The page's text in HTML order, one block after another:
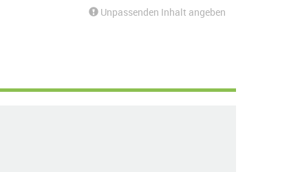
Unpassenden Inhalt angeben